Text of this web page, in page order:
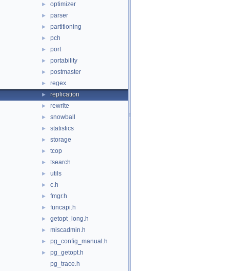
► optimizer
► parser
► partitioning
► pch
► port
► portability
► postmaster
► regex
► replication
► rewrite
► snowball
► statistics
► storage
► tcop
► tsearch
► utils
► c.h
► fmgr.h
► funcapi.h
► getopt_long.h
► miscadmin.h
► pg_config_manual.h
►
pg_getopt.h
pg_trace.h